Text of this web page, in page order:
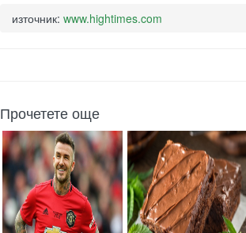
източник: www.hightimes.com
Прочетете още